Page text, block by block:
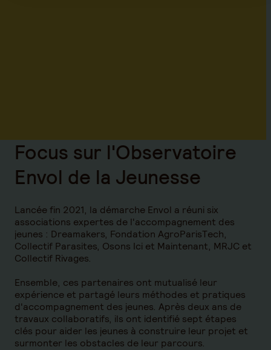
Focus sur l'Observatoire
Envol de la Jeunesse
Lancée fin 2021, la démarche Envol a réuni six
associations expertes de l'accompagnement des
jeunes : Dreamakers, Fondation AgroParisTech,
Collectif Parasites, Osons Ici et Maintenant, MRJC et
Collectif Rivages.
Ensemble, ces partenaires ont mutualisé leur
expérience et partagé leurs méthodes et pratiques
d'accompagnement des jeunes. Après deux ans de
travaux collaboratifs, ils ont identifié sept étapes
clés pour aider les jeunes à construire leur projet et
surmonter les obstacles de leur parcours.